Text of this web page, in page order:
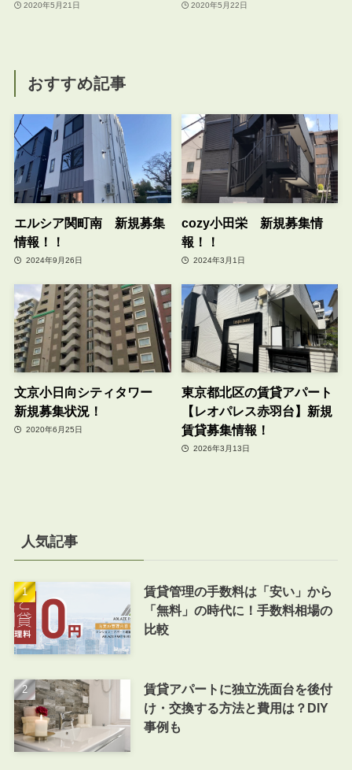
2020年5月21日 2020年5月22日
おすすめ記事
エルシア関町南 新規募集
情報！！
2024年9月26日
cozy小田栄 新規募集情
報！！
2024年3月1日
文京小日向シティタワー
新規募集状況！
2020年6月25日
東京都北区の賃貸アパート
【レオパレス赤羽台】新規
賃貸募集情報！
2026年3月13日
人気記事
賃貸管理の手数料は「安い」から
「無料」の時代に！手数料相場の
比較
賃貸アパートに独立洗面台を後付
け・交換する方法と費用は？DIY
事例も